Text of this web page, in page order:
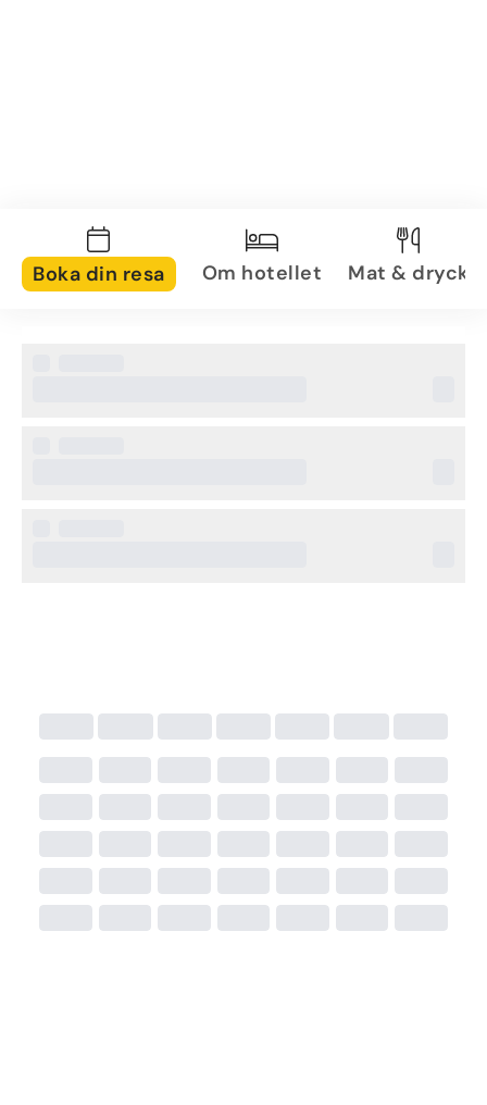
Boka din resa Om hotellet Mat & dryck